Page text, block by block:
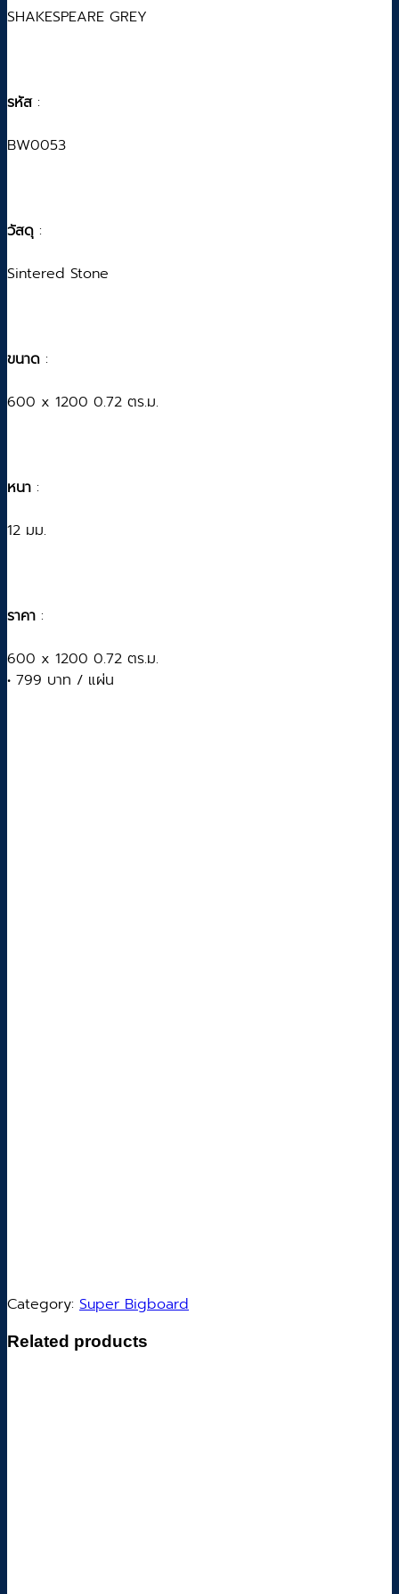
SHAKESPEARE GREY
รหัส:
BW0053
วัสดุ :
Sintered Stone
ขนาด :
600 x 1200 0.72 ตร.ม.
หนา :
12 มม.
ราคา :
600 x 1200 0.72 ตร.ม.
• 799 บาท / แผ่น
Category: Super Bigboard
Related products